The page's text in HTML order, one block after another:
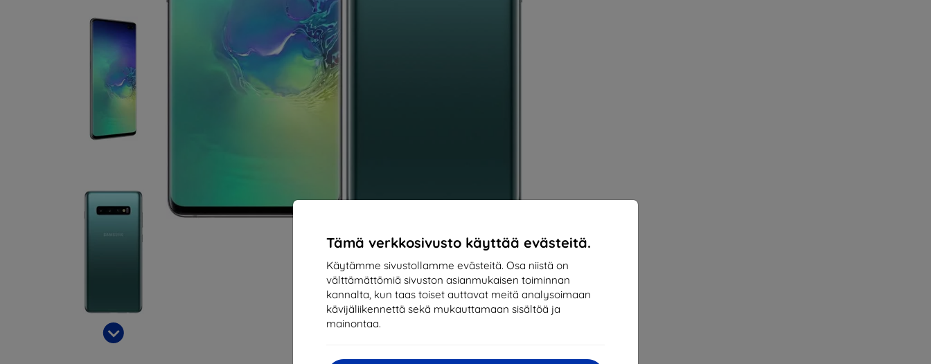
Tämä verkkosivusto käyttää evästeitä.
Käytämme sivustollamme evästeitä. Osa niistä on
välttämättömiä sivuston asianmukaisen toiminnan
kannalta, kun taas toiset auttavat meitä analysoimaan
kävijäliikennettä sekä mukauttamaan sisältöä ja
mainontaa.